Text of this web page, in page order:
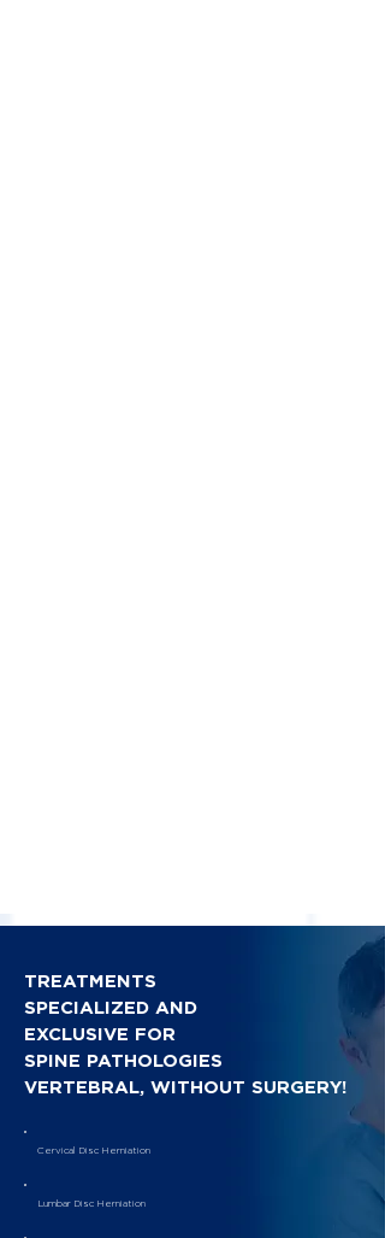
TREATMENTS
SPECIALIZED AND
EXCLUSIVE FOR
SPINE PATHOLOGIES
VERTEBRAL, WITHOUT SURGERY!
Cervical Disc Herniation
Lumbar Disc Herniation